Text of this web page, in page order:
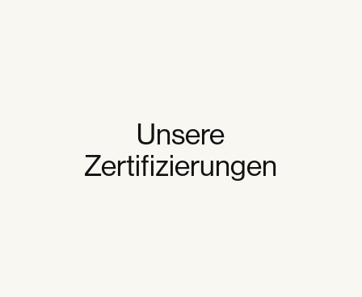
Unsere
Zertifizierungen